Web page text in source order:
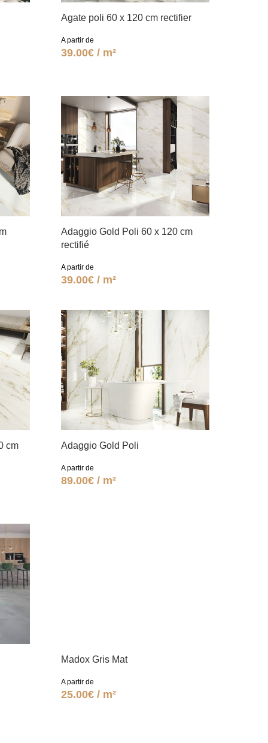
Agate poli 60 x 120 cm rectifier
A partir de
39.00€ / m²
Adaggio Gold Poli 60 x 120 cm
rectifié
A partir de
39.00€ / m²
cm
Adaggio Gold Poli
A partir de
89.00€ / m²
Madox Gris Mat
A partir de
25.00€ / m²